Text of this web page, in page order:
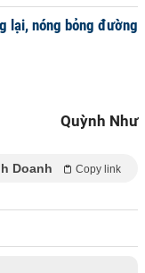
lại, nóng bỏng đường
Quỳnh Như
Doanh Copy link